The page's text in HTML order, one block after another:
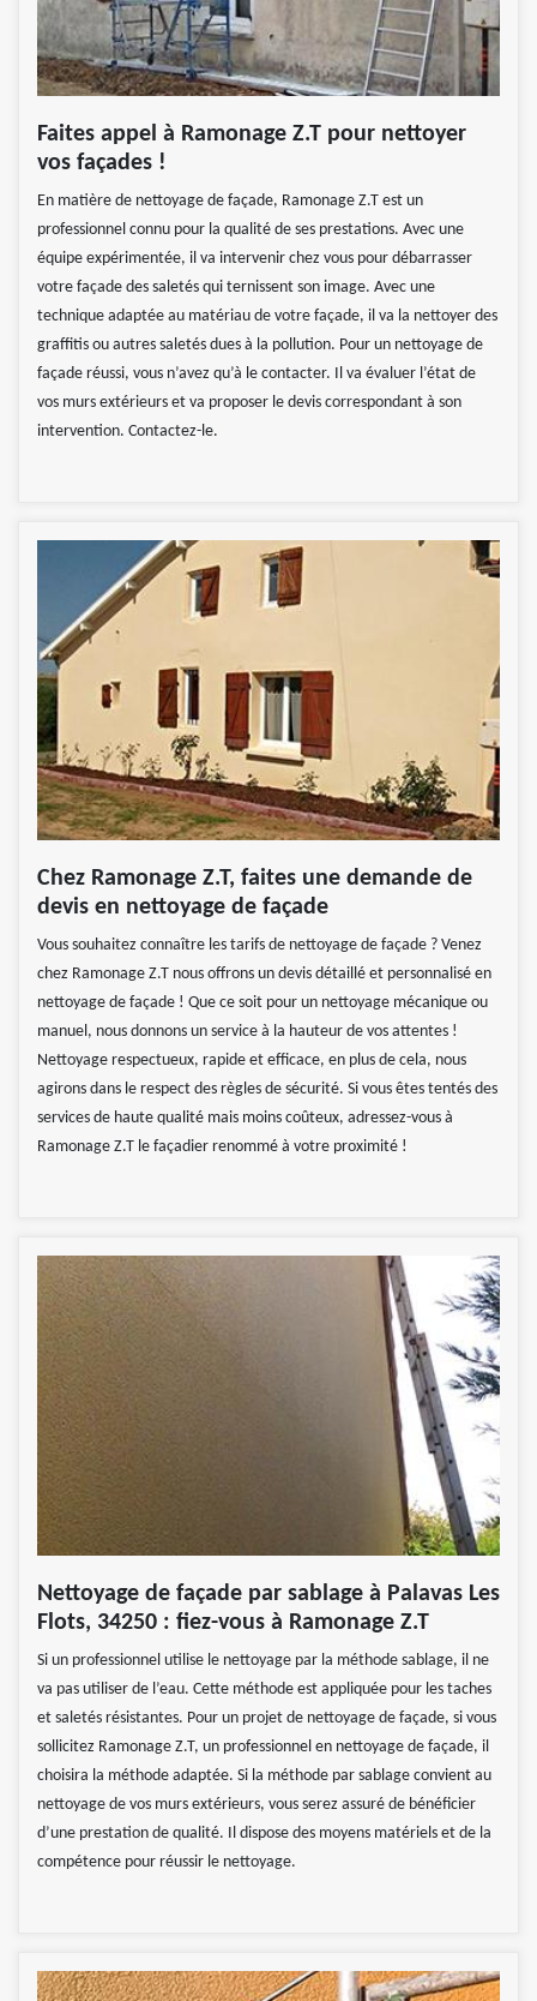
Faites appel à Ramonage Z.T pour nettoyer
vos façades !
En matière de nettoyage de façade, Ramonage Z.T est un
professionnel connu pour la qualité de ses prestations. Avec une
équipe expérimentée, il va intervenir chez vous pour débarrasser
votre façade des saletés qui ternissent son image. Avec une
technique adaptée au matériau de votre façade, il va la nettoyer des
graffitis ou autres saletés dues à la pollution. Pour un nettoyage de
façade réussi, vous n’avez qu’à le contacter. Il va évaluer l’état de
vos murs extérieurs et va proposer le devis correspondant à son
intervention. Contactez-le.
Chez Ramonage Z.T, faites une demande de
devis en nettoyage de façade
Vous souhaitez connaître les tarifs de nettoyage de façade ? Venez
chez Ramonage Z.T nous offrons un devis détaillé et personnalisé en
nettoyage de façade ! Que ce soit pour un nettoyage mécanique ou
manuel, nous donnons un service à la hauteur de vos attentes !
Nettoyage respectueux, rapide et efficace, en plus de cela, nous
agirons dans le respect des règles de sécurité. Si vous êtes tentés des
services de haute qualité mais moins coûteux, adressez-vous à
Ramonage Z.T le façadier renommé à votre proximité !
Nettoyage de façade par sablage à Palavas Les
Flots, 34250 : fiez-vous à Ramonage Z.T
Si un professionnel utilise le nettoyage par la méthode sablage, il ne
va pas utiliser de l’eau. Cette méthode est appliquée pour les taches
et saletés résistantes. Pour un projet de nettoyage de façade, si vous
sollicitez Ramonage Z.T, un professionnel en nettoyage de façade, il
choisira la méthode adaptée. Si la méthode par sablage convient au
nettoyage de vos murs extérieurs, vous serez assuré de bénéficier
d’une prestation de qualité. Il dispose des moyens matériels et de la
compétence pour réussir le nettoyage.